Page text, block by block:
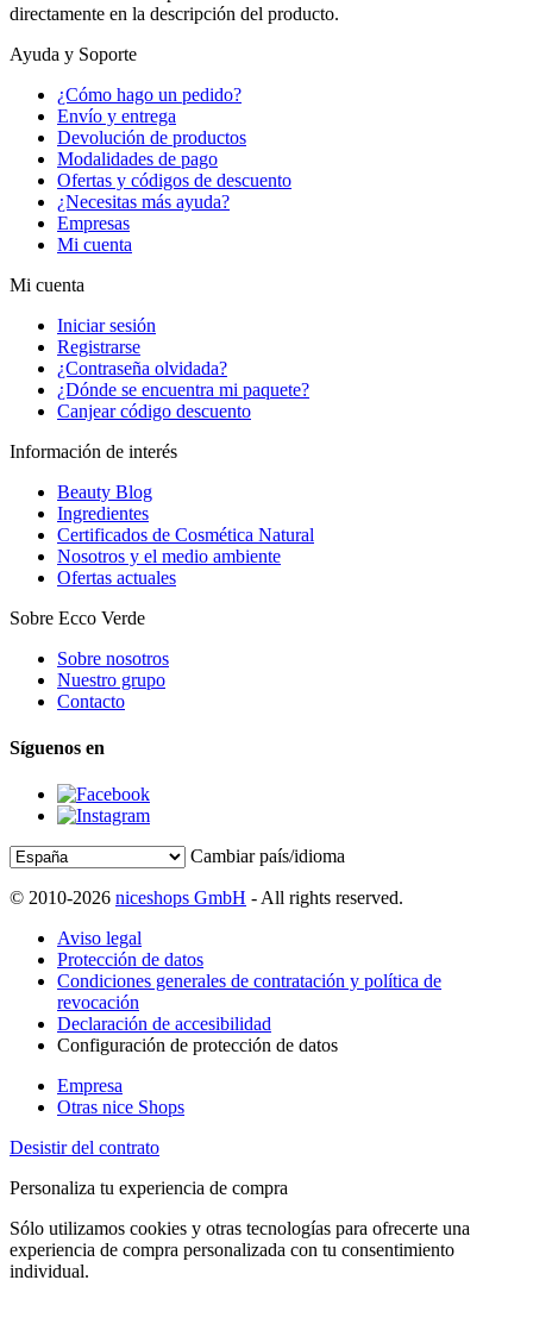
directamente en la descripción del producto.
Ayuda y Soporte
¿Cómo hago un pedido?
Envío y entrega
Devolución de productos
Modalidades de pago
Ofertas y códigos de descuento
¿Necesitas más ayuda?
Empresas
Mi cuenta
Mi cuenta
Iniciar sesión
Registrarse
¿Contraseña olvidada?
¿Dónde se encuentra mi paquete?
Canjear código descuento
Información de interés
Beauty Blog
Ingredientes
Certificados de Cosmética Natural
Nosotros y el medio ambiente
Ofertas actuales
Sobre Ecco Verde
Sobre nosotros
Nuestro grupo
Contacto
Síguenos en
Cambiar país/idioma
© 2010-2026 niceshops GmbH - All rights reserved.
Aviso legal
Protección de datos
Condiciones generales de contratación y política de
revocación
Declaración de accesibilidad
Configuración de protección de datos
Empresa
Otras nice Shops
Desistir del contrato
Personaliza tu experiencia de compra
Sólo utilizamos cookies y otras tecnologías para ofrecerte una
experiencia de compra personalizada con tu consentimiento
individual.